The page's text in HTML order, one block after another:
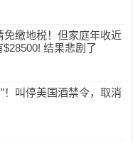
免缴地税！但家庭年收近
结果悲剧了
！叫停美国酒禁令，取消